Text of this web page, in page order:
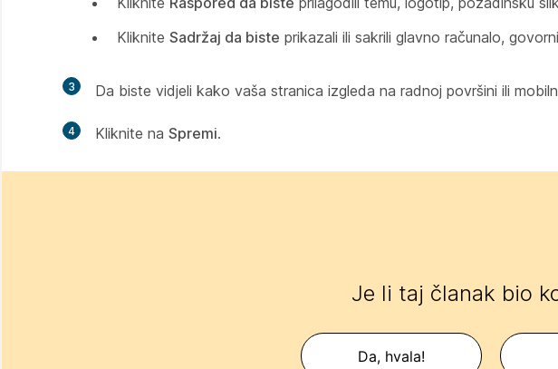
Kliknite Sadržaj da biste prikazali ili sakrili glavno računalo,
3 Da biste vidjeli kako vaša stranica izgleda na radnoj površini ili
4 Kliknite na Spremi.
Je li taj članak bio
Da, hvala!